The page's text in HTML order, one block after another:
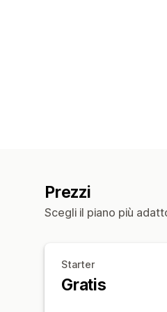
Prezzi
Scegli il piano più
Starter
Gratis